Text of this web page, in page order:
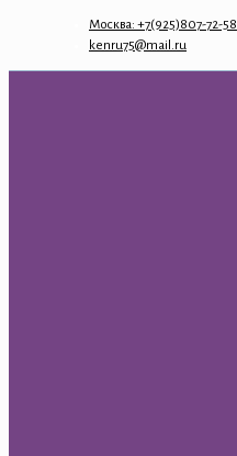
Москва: +7(925)807-72-58
kenru75@mail.ru